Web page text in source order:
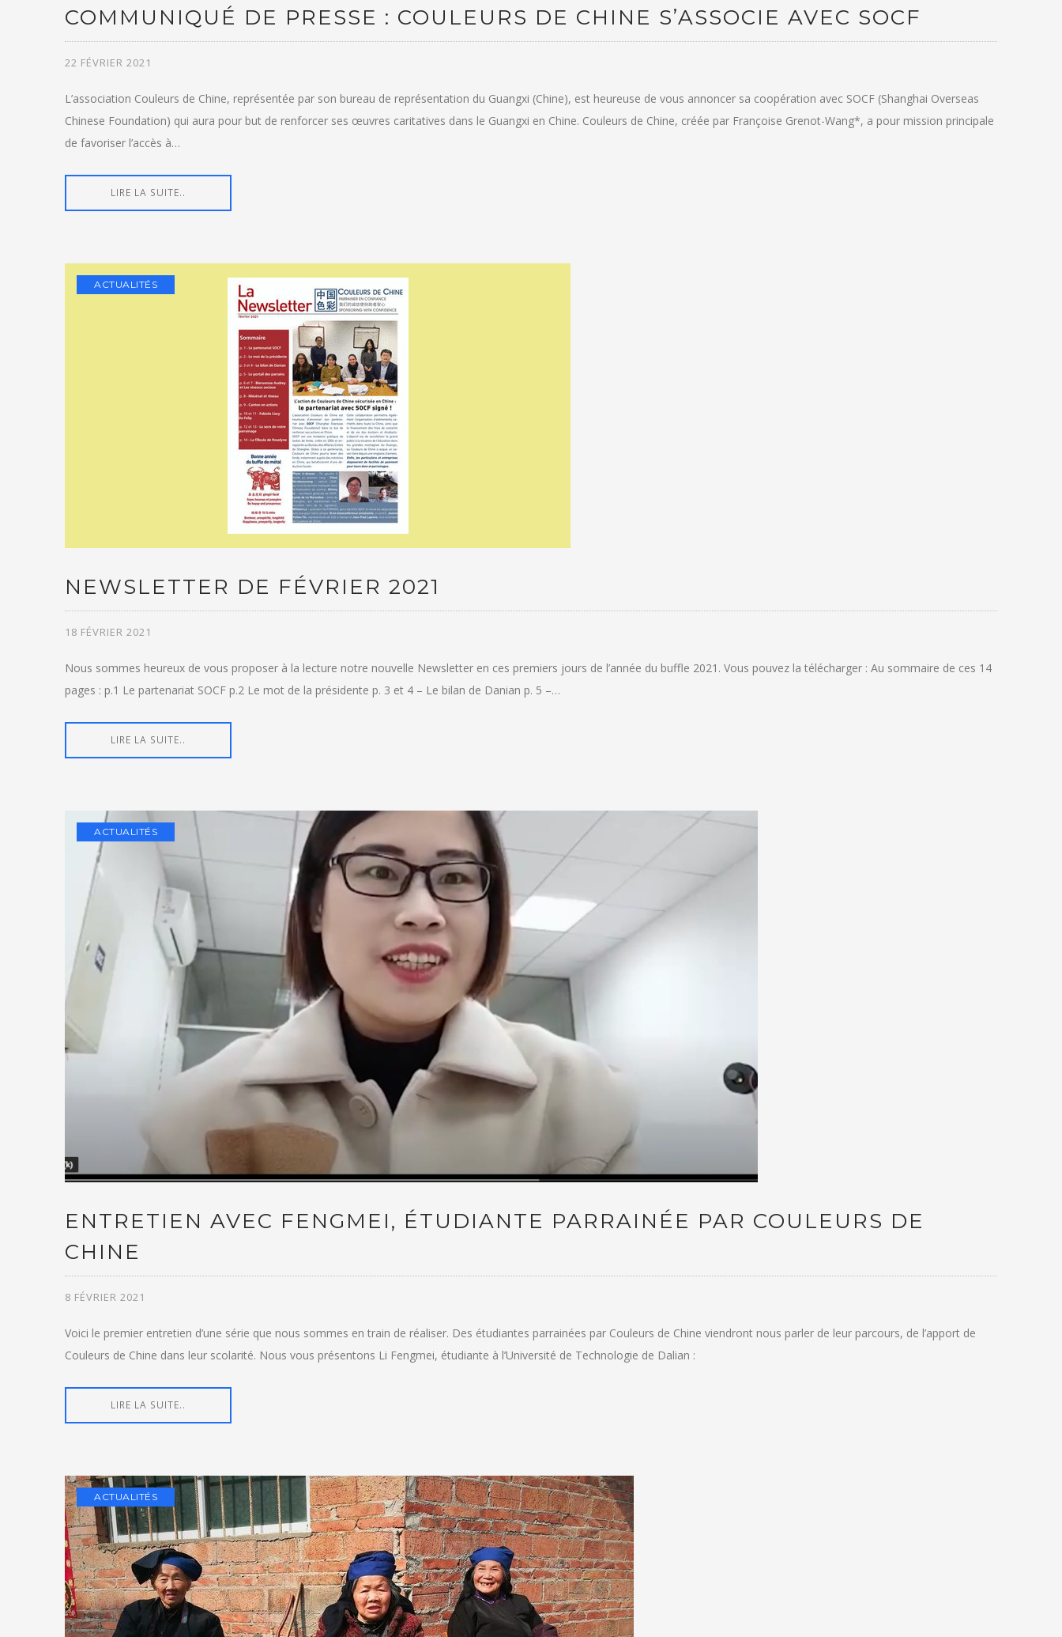
COMMUNIQUÉ DE PRESSE : COULEURS DE CHINE S’ASSOCIE AVEC SOCF
22 FÉVRIER 2021
L’association Couleurs de Chine, représentée par son bureau de représentation du Guangxi (Chine), est heureuse de vous annoncer sa coopération avec SOCF (Shanghai Overseas
Chinese Foundation) qui aura pour but de renforcer ses œuvres caritatives dans le Guangxi en Chine. Couleurs de Chine, créée par Françoise Grenot-Wang*, a pour mission principale
de favoriser l’accès à…
LIRE LA SUITE..
ACTUALITÉS
NEWSLETTER DE FÉVRIER 2021
18 FÉVRIER 2021
Nous sommes heureux de vous proposer à la lecture notre nouvelle Newsletter en ces premiers jours de l’année du buffle 2021. Vous pouvez la télécharger : Au sommaire de ces 14
pages : p.1 Le partenariat SOCF p.2 Le mot de la présidente p. 3 et 4 – Le bilan de Danian p. 5 –…
LIRE LA SUITE..
ACTUALITÉS
ENTRETIEN AVEC FENGMEI, ÉTUDIANTE PARRAINÉE PAR COULEURS DE
CHINE
8 FÉVRIER 2021
Voici le premier entretien d’une série que nous sommes en train de réaliser. Des étudiantes parrainées par Couleurs de Chine viendront nous parler de leur parcours, de l’apport de
Couleurs de Chine dans leur scolarité. Nous vous présentons Li Fengmei, étudiante à l’Université de Technologie de Dalian :
LIRE LA SUITE..
ACTUALITÉS